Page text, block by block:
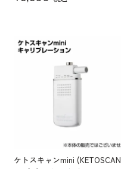
ケトスキャンmini (KETOSCAN